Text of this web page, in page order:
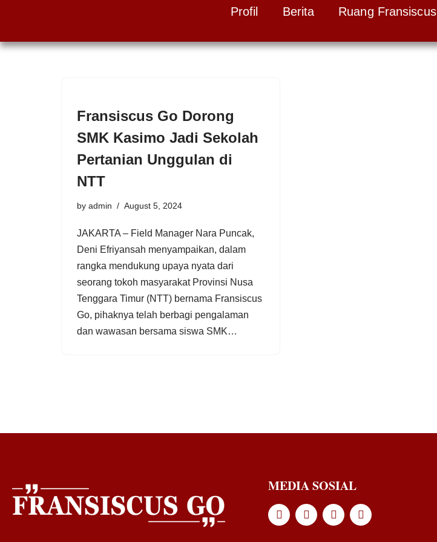
to
Profil Berita Ruang Fransiscus
Fransiscus Go Dorong
SMK Kasimo Jadi Sekolah
Pertanian Unggulan di
NTT
by admin August 5, 2024
JAKARTA – Field Manager Nara Puncak,
Deni Efriyansah menyampaikan, dalam
rangka mendukung upaya nyata dari
seorang tokoh masyarakat Provinsi Nusa
Tenggara Timur (NTT) bernama Fransiscus
Go, pihaknya telah berbagi pengalaman
dan wawasan bersama siswa SMK…
MEDIA SOSIAL